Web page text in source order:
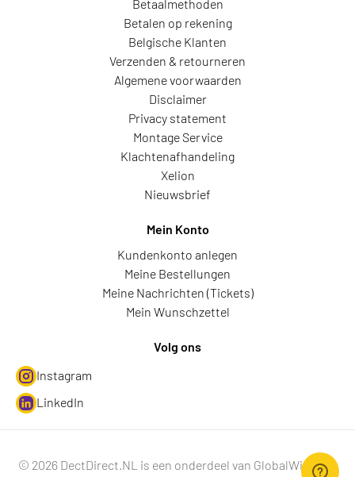
Betaalmethoden
Betalen op rekening
Belgische Klanten
Verzenden & retourneren
Algemene voorwaarden
Disclaimer
Privacy statement
Montage Service
Klachtenafhandeling
Xelion
Nieuwsbrief
Mein Konto
Kundenkonto anlegen
Meine Bestellungen
Meine Nachrichten (Tickets)
Mein Wunschzettel
Volg ons
Instagram
LinkedIn
© 2026 DectDirect.NL is een onderdeel van GlobalWire B.V.